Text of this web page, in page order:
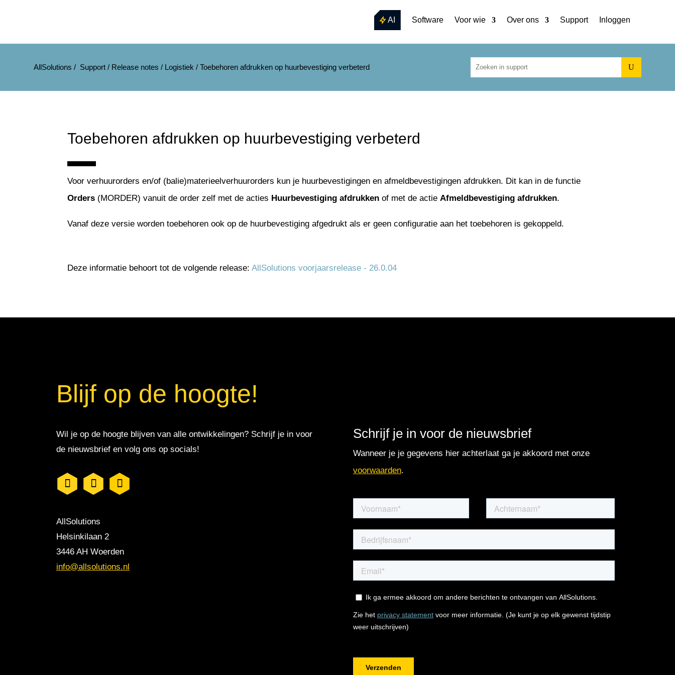
AI Software Voor wie Over ons Support Inloggen
AllSolutions / Support/ Release notes / Logistiek /Toebehoren afdrukken op huurbevestiging verbeterd U
Toebehoren afdrukken op huurbevestiging verbeterd
Voor verhuurorders en/of (balie)materieelverhuurorders kun je huurbevestigingen en afmeldbevestigingen afdrukken. Dit kan in de functie
Orders (MORDER) vanuit de order zelf met de acties Huurbevestiging afdrukken of met de actieAfmeldbevestiging afdrukken.
Vanaf deze versie worden toebehoren ook op de huurbevestiging afgedrukt als er geen configuratie aan het toebehoren is gekoppeld.
Deze informatie behoort tot de volgende release:AllSolutions voorjaarsrelease - 26.0.04
Blijf op de hoogte!
Wil je op de hoogte blijven van alle ontwikkelingen? Schrijf je in voor
de nieuwsbrief en volg ons op socials!
AllSolutions
Helsinkilaan 2
3446 AH Woerden
info@allsolutions.nl
Schrijf je in voor de nieuwsbrief
Wanneer je je gegevens hier achterlaat ga je akkoord met onze
voorwaarden.